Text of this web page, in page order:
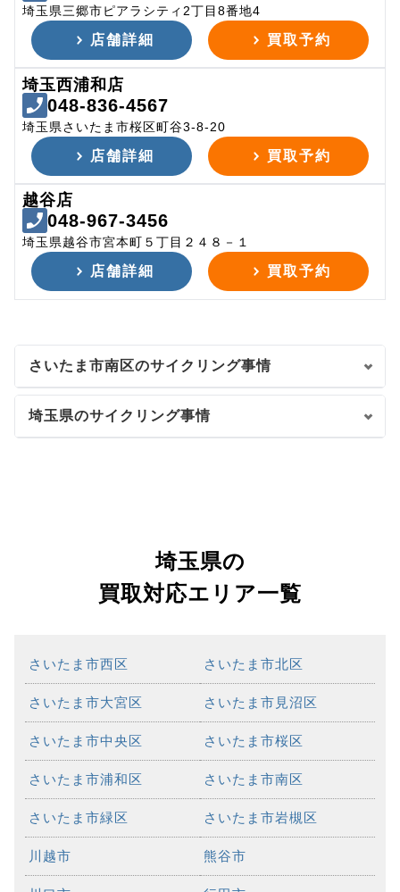
埼玉県三郷市ピアラシティ2丁目8番地4
店舗詳細 買取予約
埼玉西浦和店
048-836-4567
埼玉県さいたま市桜区町谷3-8-20
店舗詳細 買取予約
越谷店
048-967-3456
埼玉県越谷市宮本町５丁目２４８－１
店舗詳細 買取予約
さいたま市南区のサイクリング事情
埼玉県のサイクリング事情
埼玉県の
買取対応エリア一覧
さいたま市西区 さいたま市北区
さいたま市大宮区 さいたま市見沼区
さいたま市中央区 さいたま市桜区
さいたま市浦和区 さいたま市南区
さいたま市緑区 さいたま市岩槻区
川越市 熊谷市